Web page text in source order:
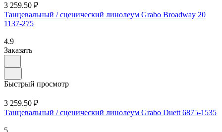
3 259.50 ₽
Танцевальный / сценический линолеум Grabo Broadway 20
1137-275
4.9
Заказать
Быстрый просмотр
3 259.50 ₽
Танцевальный / сценический линолеум Grabo Duett 6875-1535
5